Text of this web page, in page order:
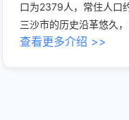
口为2379人，常住人口
三沙市的历史沿革悠久
查看更多介绍 >>